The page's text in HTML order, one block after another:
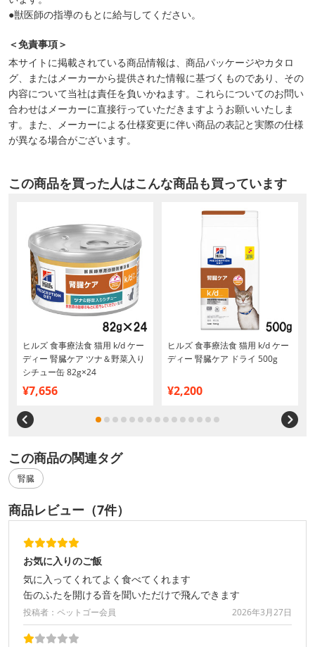
●獣医師の指導のもとに給与してください。
＜免責事項＞
本サイトに掲載されている商品情報は、商品パッケージやカタロ
グ、またはメーカーから提供された情報に基づくものであり、その
内容について当社は責任を負いかねます。これらについてのお問い
合わせはメーカーに直接行っていただきますようお願いいたしま
す。また、メーカーによる仕様変更に伴い商品の表記と実際の仕様
が異なる場合がございます。
この商品を買った人はこんな商品も買っています
ヒルズ 食事療法食 猫用 k/d ケー
ディー 腎臓ケア ツナ＆野菜入り
シチュー缶 82g×24
¥7,656
ヒルズ 食事療法食 猫用 k/d ケー
ディー 腎臓ケア ドライ 500g
¥2,200
この商品の関連タグ
腎臓
商品レビュー（7件）
お気に入りのご飯
気に入ってくれてよく食べてくれます
缶のふたを開ける音を聞いただけで飛んできます
投稿者：ペットゴー会員 2026年3月27日